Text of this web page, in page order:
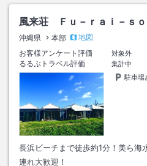
風来荘 Ｆｕ－ｒａｉ－ｓｏ
沖縄県 本部
地図
お客様アンケート評価
対象外
るるぶトラベル評価
集計中
駐車場
長浜ビーチまで徒歩約1分！美ら海
連れ大歓迎！